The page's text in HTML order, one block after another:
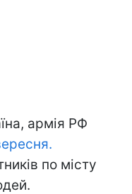
армія РФ
по місту